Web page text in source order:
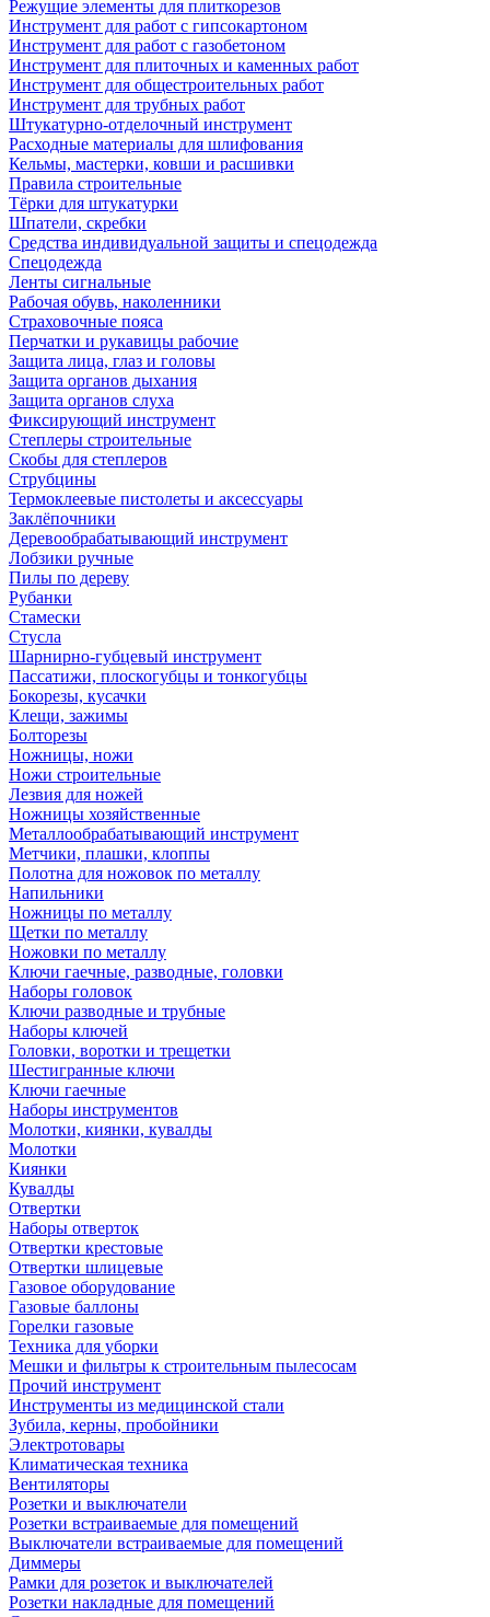
Режущие элементы для плиткорезов
Инструмент для работ с гипсокартоном
Инструмент для работ с газобетоном
Инструмент для плиточных и каменных работ
Инструмент для общестроительных работ
Инструмент для трубных работ
Штукатурно-отделочный инструмент
Расходные материалы для шлифования
Кельмы, мастерки, ковши и расшивки
Правила строительные
Тёрки для штукатурки
Шпатели, скребки
Средства индивидуальной защиты и спецодежда
Спецодежда
Ленты сигнальные
Рабочая обувь, наколенники
Страховочные пояса
Перчатки и рукавицы рабочие
Защита лица, глаз и головы
Защита органов дыхания
Защита органов слуха
Фиксирующий инструмент
Степлеры строительные
Скобы для степлеров
Струбцины
Термоклеевые пистолеты и аксессуары
Заклёпочники
Деревообрабатывающий инструмент
Лобзики ручные
Пилы по дереву
Рубанки
Стамески
Стусла
Шарнирно-губцевый инструмент
Пассатижи, плоскогубцы и тонкогубцы
Бокорезы, кусачки
Клещи, зажимы
Болторезы
Ножницы, ножи
Ножи строительные
Лезвия для ножей
Ножницы хозяйственные
Металлообрабатывающий инструмент
Метчики, плашки, клоппы
Полотна для ножовок по металлу
Напильники
Ножницы по металлу
Щетки по металлу
Ножовки по металлу
Ключи гаечные, разводные, головки
Наборы головок
Ключи разводные и трубные
Наборы ключей
Головки, воротки и трещетки
Шестигранные ключи
Ключи гаечные
Наборы инструментов
Молотки, киянки, кувалды
Молотки
Киянки
Кувалды
Отвертки
Наборы отверток
Отвертки крестовые
Отвертки шлицевые
Газовое оборудование
Газовые баллоны
Горелки газовые
Техника для уборки
Мешки и фильтры к строительным пылесосам
Прочий инструмент
Инструменты из медицинской стали
Зубила, керны, пробойники
Электротовары
Климатическая техника
Вентиляторы
Розетки и выключатели
Розетки встраиваемые для помещений
Выключатели встраиваемые для помещений
Диммеры
Рамки для розеток и выключателей
Розетки накладные для помещений